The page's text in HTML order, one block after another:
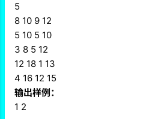
5
8 10 9 12
5 10 5 10
3 8 5 12
12 18 1 13
4 16 12 15
输出样例：
1 2